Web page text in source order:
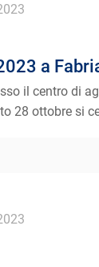
a
il centro di
28 ottobre si